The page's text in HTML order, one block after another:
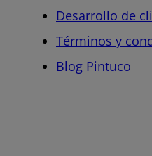
Desarrollo de
Términos y
Blog Pintuco